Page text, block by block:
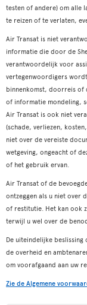
testen of andere) om alle
te reizen of te verlaten,
Air Transat is niet
informatie die door de
verantwoordelijk voor
vertegenwoordigers
binnenkomst, doorreis of
of informatie mondeling,
Air Transat is ook niet
(schade, verliezen,
niet over de vereiste
wetgeving, ongeacht of
of het gebruik ervan.
Air Transat of de
ontzeggen als u niet over
of restitutie. Het kan ook
terwijl u wel over de
De uiteindelijke
de overheid en
om voorafgaand aan uw
Zie de Algemene